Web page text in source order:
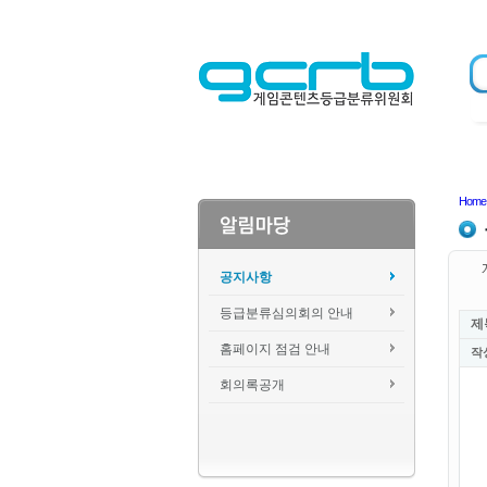
공지사항
등급분류심의회의 안내
홈페이지 점검 안내
회의록공개
Home
제
작